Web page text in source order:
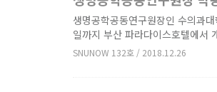
생명공학공동연구원장인 수의과
일까지 부산 파라다이스호텔에서
SNUNOW 132호 / 2018.12.26